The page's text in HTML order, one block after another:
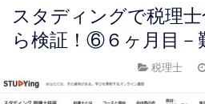
スタディングで税理
ら検証！⑥６ヶ月目－
税理士